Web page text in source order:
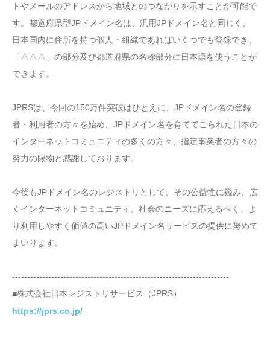
トやメールのアドレスから地域とのつながりを示すことが可能で
す。都道府県型JPドメイン名は、汎用JPドメイン名と同じく、
日本国内に住所を持つ個人・組織であればいくつでも登録でき、
「△△△」の部分及び都道府県の名称部分に日本語を使うことが
できます。
JPRSは、今回の150万件突破はひとえに、JPドメイン名の登録
者・利用者の方々を始め、JPドメイン名を育ててこられた日本の
インターネットコミュニティの多くの方々、指定事業者の方々の
努力の賜物と感謝しております。
今後もJPドメイン名のレジストリとして、その公益性に鑑み、広
くインターネットコミュニティ、社会のニーズに応えるべく、よ
り利用しやすく価値の高いJPドメイン名サービスの提供に努めて
まいります。
------------------------------------------------------------------------
■株式会社日本レジストリサービス（JPRS）
https://jprs.co.jp/